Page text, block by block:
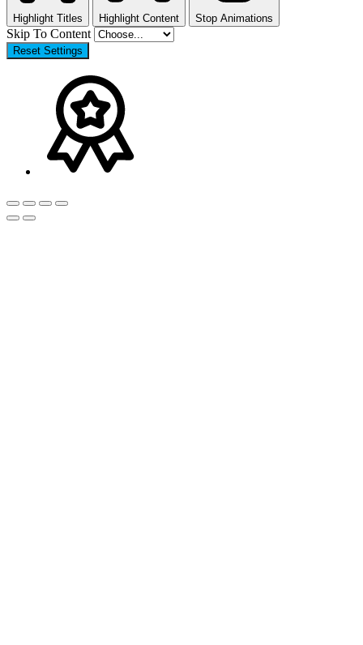
Highlight Titles Highlight Content Stop Animations
Skip To Content
Reset Settings